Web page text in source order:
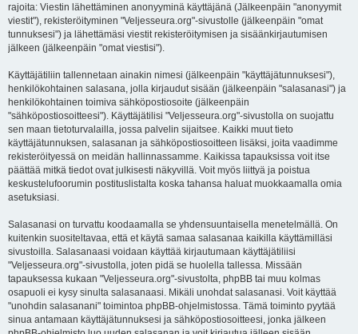
rajoita: Viestin lähettäminen anonyyminä käyttäjänä (Jälkeenpäin "anonyymit
viestit"), rekisteröityminen "Veljesseura.org"-sivustolle (jälkeenpäin "omat
tunnuksesi") ja lähettämäsi viestit rekisteröitymisen ja sisäänkirjautumisen
jälkeen (jälkeenpäin "omat viestisi").
Käyttäjätiliin tallennetaan ainakin nimesi (jälkeenpäin "käyttäjätunnuksesi"),
henkilökohtainen salasana, jolla kirjaudut sisään (jälkeenpäin "salasanasi") ja
henkilökohtainen toimiva sähköpostiosoite (jälkeenpäin
"sähköpostiosoitteesi"). Käyttäjätilisi "Veljesseura.org"-sivustolla on suojattu
sen maan tietoturvalailla, jossa palvelin sijaitsee. Kaikki muut tieto
käyttäjätunnuksen, salasanan ja sähköpostiosoitteen lisäksi, joita vaadimme
rekisteröityessä on meidän hallinnassamme. Kaikissa tapauksissa voit itse
päättää mitkä tiedot ovat julkisesti näkyvillä. Voit myös liittyä ja poistua
keskustelufoorumin postituslistalta koska tahansa haluat muokkaamalla omia
asetuksiasi.
Salasanasi on turvattu koodaamalla se yhdensuuntaisella menetelmällä. On
kuitenkin suositeltavaa, että et käytä samaa salasanaa kaikilla käyttämilläsi
sivustoilla. Salasanaasi voidaan käyttää kirjautumaan käyttäjätiliisi
"Veljesseura.org"-sivustolla, joten pidä se huolella tallessa. Missään
tapauksessa kukaan "Veljesseura.org"-sivustolta, phpBB tai muu kolmas
osapuoli ei kysy sinulta salasanaasi. Mikäli unohdat salasanasi. Voit käyttää
"unohdin salasanani" toimintoa phpBB-ohjelmistossa. Tämä toiminto pyytää
sinua antamaan käyttäjätunnuksesi ja sähköpostiosoitteesi, jonka jälkeen